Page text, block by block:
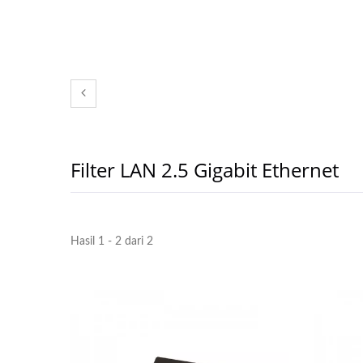
Filter LAN 2.5 Gigabit Ethernet
Hasil 1 - 2 dari 2